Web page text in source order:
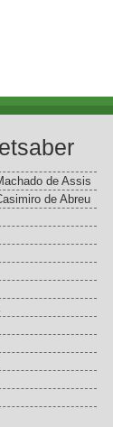
de Assis
de Abreu